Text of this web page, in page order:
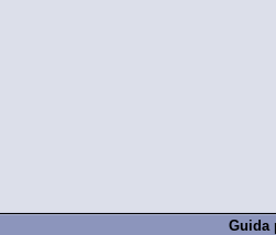
Guida